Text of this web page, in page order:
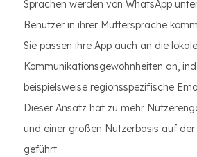
Sprachen werden von WhatsApp
Benutzer in ihrer Muttersprache
Sie passen ihre App auch an die
Kommunikationsgewohnheiten an,
beispielsweise regionsspezifische
Dieser Ansatz hat zu mehr
und einer großen Nutzerbasis auf
geführt.